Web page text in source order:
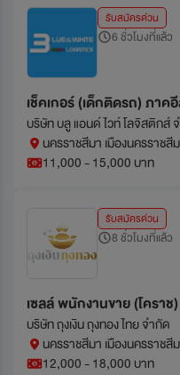
รับสมัครด่วน
6 ชั่วโมงที่แล้ว
เช็คเกอร์ (เด็กติดรถ)
บริษัท บลู แอนด์ ไวท์ โลจิสติกส์
นครราชสีมา เมืองนครราชสี
11,000 - 15,000 บาท
รับสมัครด่วน
8 ชั่วโมงที่แล้ว
เซลล์ พนักงานขาย (โคราช)
บริษัท ถุงเงิน ถุงทอง ไทย จำกัด
นครราชสีมา เมืองนครราชสี
12,000 - 18,000 บาท